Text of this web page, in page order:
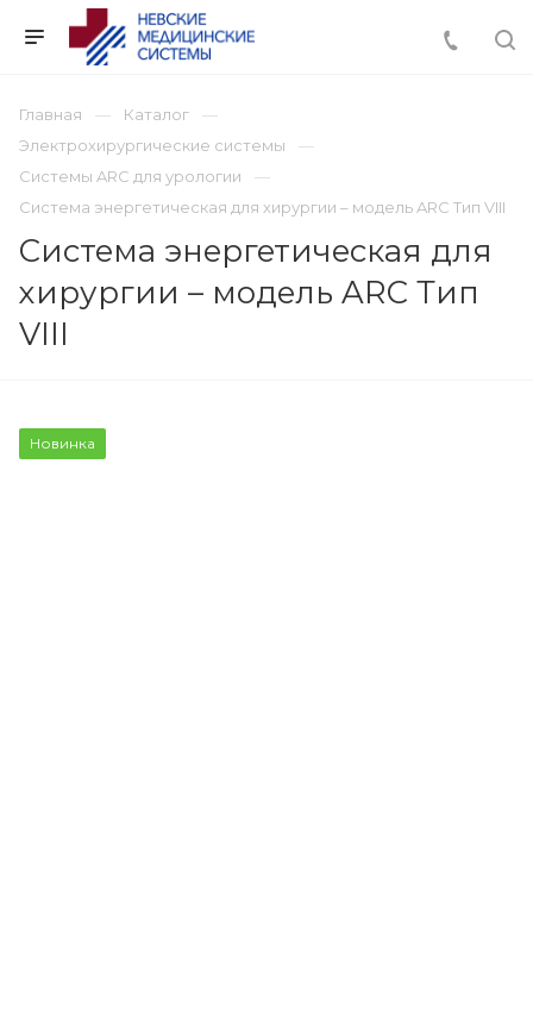
Главная
Каталог
Электрохирургические системы
Системы ARC для урологии
Система энергетическая для хирургии – модель ARC Тип VIII
Система энергетическая для
хирургии – модель ARC Тип
VIII
Новинка